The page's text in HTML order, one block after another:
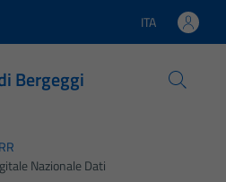
Lingua attiva:
ITA
Bergeggi
Nazionale Dati